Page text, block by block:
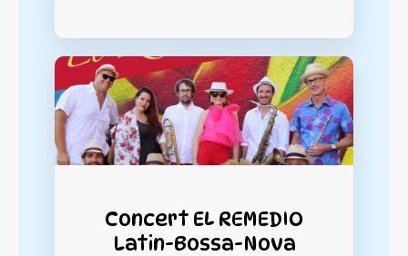
Concert EL REMEDIO
Latin-Bossa-Nova